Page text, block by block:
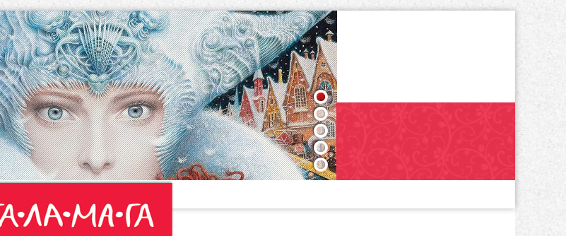
1
2
3
4
5